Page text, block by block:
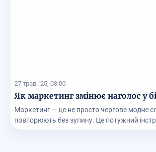
27 трав. '25, 03:00
Як маркетинг змінює наголос у
Маркетинг — це не просто чергове модне
повторюють без зупину. Це потужний